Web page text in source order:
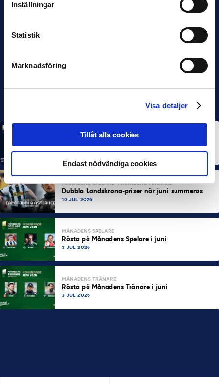
Inställningar
Statistik
Marknadsföring
Visa detaljer
Tillåt alla cookies
Endast nödvändiga cookies
MÅNADENS SPELARE MÅNADENS TRÄNARE
7 AUG 2026
MÅNADENS SPELARE MÅNADENS TRÄNARE
Dubbla Landskrona-priser när juni summeras
10 JUL 2026
MÅNADENS SPELARE
Rösta på Månadens Spelare i juni
3 JUL 2026
MÅNADENS TRÄNARE
Rösta på Månadens Tränare i juni
3 JUL 2026